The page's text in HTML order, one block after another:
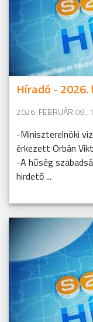
Híradó - 2026.
2026. FEBRUÁR 09.,
-Miniszterelnöki
érkezett Orbán
-A hűség
hirdető ...